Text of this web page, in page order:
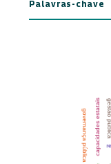
Palavras-chave